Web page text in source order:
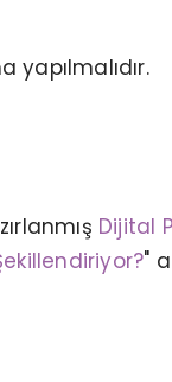
Dijital
"
“D” HARFI